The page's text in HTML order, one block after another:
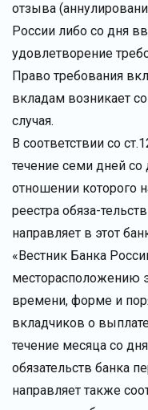
отзыва
России либо со дня
удовлетворение
Право требования
вкладам возникает
случая.
В соответствии со
течение семи дней со
отношении которого
реестра обяза-
направляет в этот
«Вестник Банка
месторасположению
времени, форме и
вкладчиков о
течение месяца со
обязательств банка
направляет также